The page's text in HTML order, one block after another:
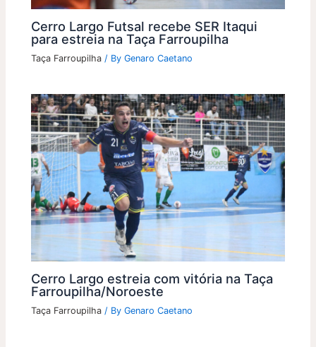
Cerro Largo Futsal recebe SER Itaqui
para estreia na Taça Farroupilha
Taça Farroupilha / ByGenaro Caetano
Cerro Largo estreia com vitória na Taça
Farroupilha/Noroeste
Taça Farroupilha / ByGenaro Caetano